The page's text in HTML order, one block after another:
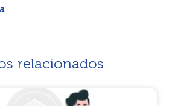
relacionados